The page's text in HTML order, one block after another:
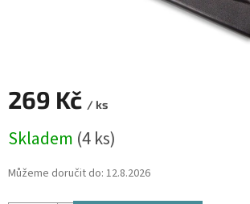
269 Kč / ks
cena:
Skladem (4 ks)
Můžeme doručit do: 12.8.2026